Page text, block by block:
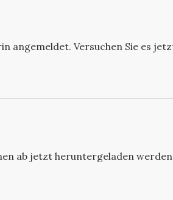
angemeldet. Versuchen Sie es
ab jetzt heruntergeladen